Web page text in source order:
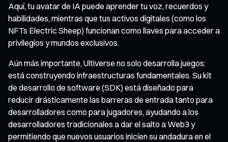
Aquí, tu avatar de IA puede aprender tu voz, recuerdos y
habilidades, mientras que tus activos digitales (como los
NFTs Electric Sheep) funcionan como llaves para acceder a
privilegios y mundos exclusivos.
Aún más importante, Ultiverse no solo desarrolla juegos:
está construyendo infraestructuras fundamentales. Su kit
de desarrollo de software (SDK) está diseñado para
reducir drásticamente las barreras de entrada tanto para
desarrolladores como para jugadores, ayudando a los
desarrolladores tradicionales a dar el salto a Web3 y
permitiendo que nuevos usuarios inicien su andadura en el